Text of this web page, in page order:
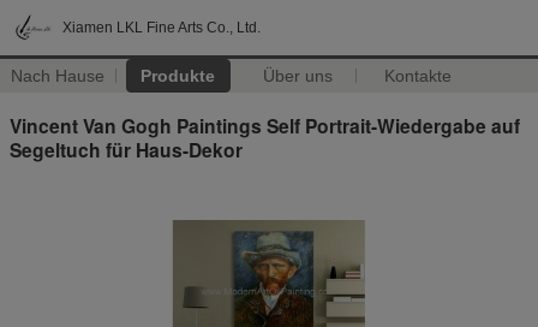
Xiamen LKL Fine Arts Co., Ltd.
Nach Hause Produkte Über uns Kontakte
Vincent Van Gogh Paintings Self Portrait-Wiedergabe auf
Segeltuch für Haus-Dekor